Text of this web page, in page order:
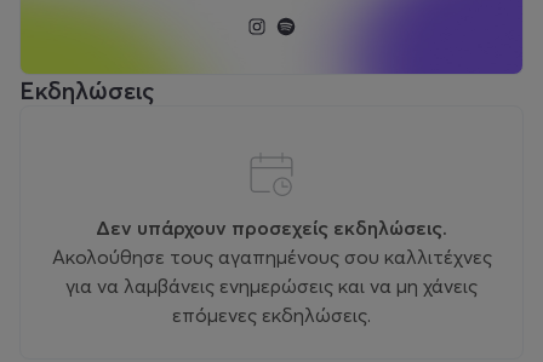
Εκδηλώσεις
Δεν υπάρχουν προσεχείς εκδηλώσεις.
Ακολούθησε τους αγαπημένους σου καλλιτέχνες
για να λαμβάνεις ενημερώσεις και να μη χάνεις
επόμενες εκδηλώσεις.